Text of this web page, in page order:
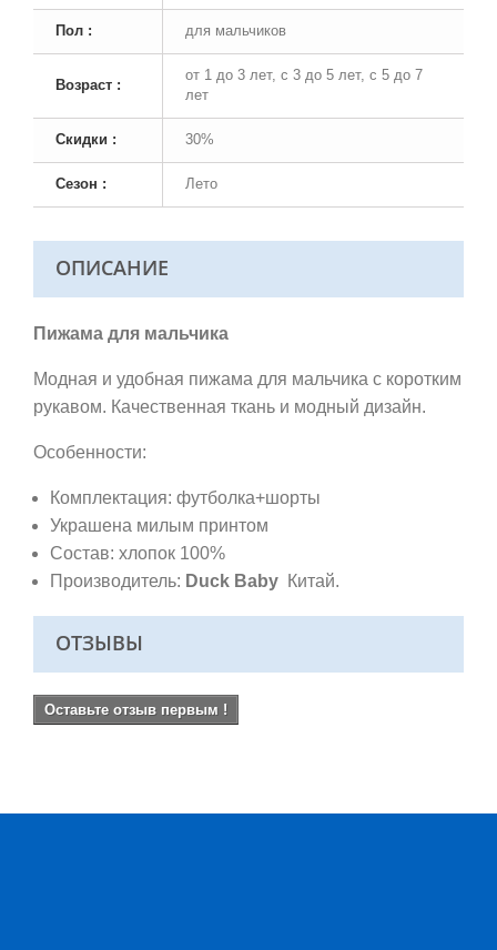
Пол : для мальчиков
Возраст :
от 1 до 3 лет, с 3 до 5 лет, с 5 до 7
лет
Скидки : 30%
Сезон : Лето
ОПИСАНИЕ
Пижама для мальчика
Модная и удобная пижама для мальчика с коротким
рукавом. Качественная ткань и модный дизайн.
Особенности:
Комплектация: футболка+шорты
Украшена милым принтом
Состав: хлопок 100%
Производитель: Duck Baby Китай.
ОТЗЫВЫ
Оставьте отзыв первым !